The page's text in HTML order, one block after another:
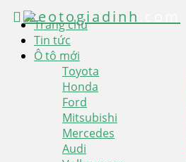
Trang chủ
Tin tức
Ô tô mới
Toyota
Honda
Ford
Mitsubishi
Mercedes
Audi
xeotogiadinh